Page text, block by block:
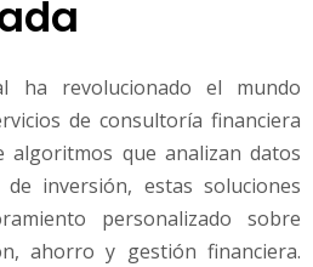
ha revolucionado el mundo
de consultoría financiera
algoritmos que analizan datos
inversión, estas soluciones
personalizado sobre
ahorro y gestión financiera.